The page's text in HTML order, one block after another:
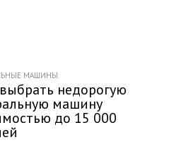
МАШИНЫ
недорогую
машину
до 15 000